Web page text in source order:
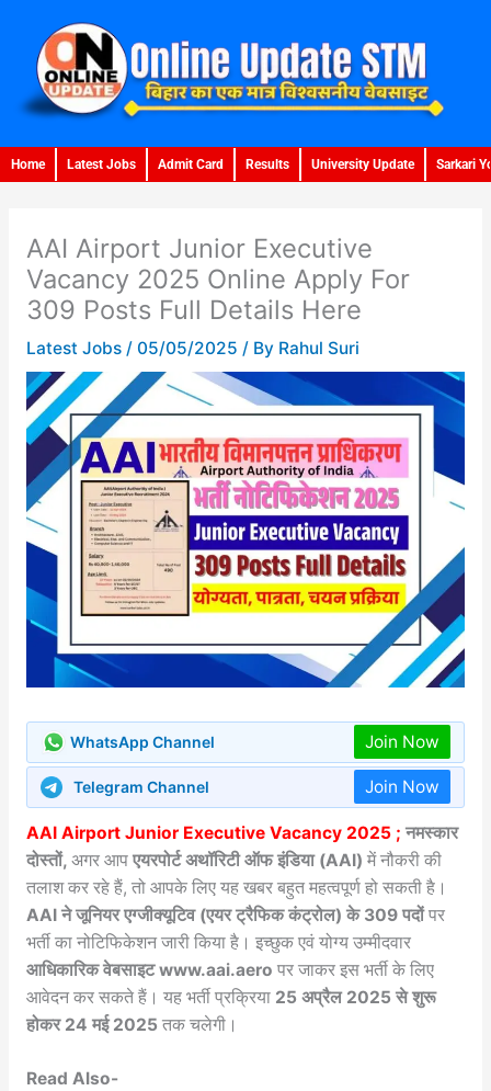
content
Home Latest Jobs Admit Card Results University Update Sarkari
AAI Airport Junior Executive
Vacancy 2025 Online Apply For
309 Posts Full Details Here
Latest Jobs/ 05/05/2025 / By Rahul Suri
WhatsApp Channel Join Now
Telegram Channel Join Now
AAI Airport Junior Executive Vacancy 2025 ; नमस्कार
दोस्तों, अगर आप एयरपोर्ट अथॉरिटी ऑफ इंडिया (AAI) में नौकरी की
तलाश कर रहे हैं, तो आपके लिए यह खबर बहुत महत्वपूर्ण हो सकती है।
AAI ने जूनियर एग्जीक्यूटिव (एयर ट्रैफिक कंट्रोल) के 309 पदोंपर
भर्ती का नोटिफिकेशन जारी किया है। इच्छुक एवं योग्य उम्मीदवार
आधिकारिक वेबसाइट www.aai.aero पर जाकर इस भर्ती के लिए
आवेदन कर सकते हैं। यह भर्ती प्रक्रिया 25 अप्रैल 2025 से शुरू
होकर 24 मई 2025 तक चलेगी।
Read Also-